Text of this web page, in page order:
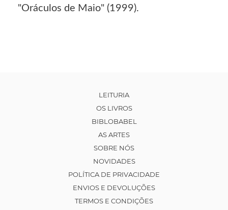
"Oráculos de Maio" (1999).
LEITURIA
OS LIVROS
BIBLOBABEL
AS ARTES
SOBRE NÓS
NOVIDADES
POLÍTICA DE PRIVACIDADE
ENVIOS E DEVOLUÇÕES
TERMOS E CONDIÇÕES